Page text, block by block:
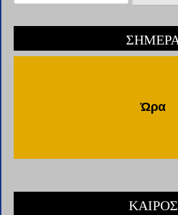
για:
Ώρα
ΚΑΙΡΟΣ